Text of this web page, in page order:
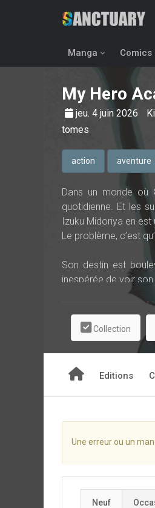
Manga Comics
My Hero
jeu. 4 juin 2026
tomes
action aventure
Dans un monde où
quotidienne. Et les
Izuku Midoriya en est
Le problème, c’est
Son destin est
inespérée de voir
Collection
Editions
Une erreur ou un
Neuf